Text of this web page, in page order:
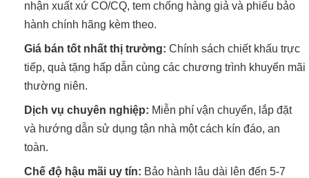
nhận xuất xứ CO/CQ, tem chống hàng giả và phiếu bảo
hành chính hãng kèm theo.
Giá bán tốt nhất thị trường: Chính sách chiết khấu trực
tiếp, quà tặng hấp dẫn cùng các chương trình khuyến mãi
thường niên.
Dịch vụ chuyên nghiệp: Miễn phí vận chuyển, lắp đặt
và hướng dẫn sử dụng tận nhà một cách kín đáo, an
toàn.
Chế độ hậu mãi uy tín: Bảo hành lâu dài lên đến 5-7